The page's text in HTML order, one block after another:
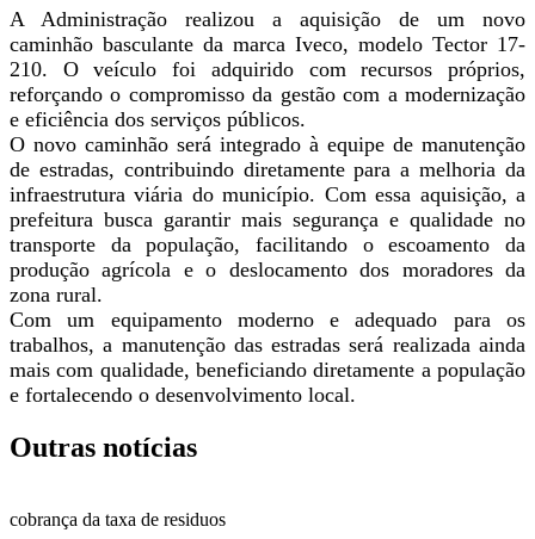
A Administração realizou a aquisição de um novo
caminhão basculante da marca Iveco, modelo Tector 17-
210. O veículo foi adquirido com recursos próprios,
reforçando o compromisso da gestão com a modernização
e eficiência dos serviços públicos.
O novo caminhão será integrado à equipe de manutenção
de estradas, contribuindo diretamente para a melhoria da
infraestrutura viária do município. Com essa aquisição, a
prefeitura busca garantir mais segurança e qualidade no
transporte da população, facilitando o escoamento da
produção agrícola e o deslocamento dos moradores da
zona rural.
Com um equipamento moderno e adequado para os
trabalhos, a manutenção das estradas será realizada ainda
mais com qualidade, beneficiando diretamente a população
e fortalecendo o desenvolvimento local.
Outras notícias
cobrança da taxa de residuos